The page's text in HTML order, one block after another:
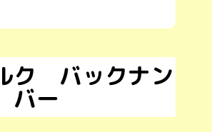
ク バックナン
バー